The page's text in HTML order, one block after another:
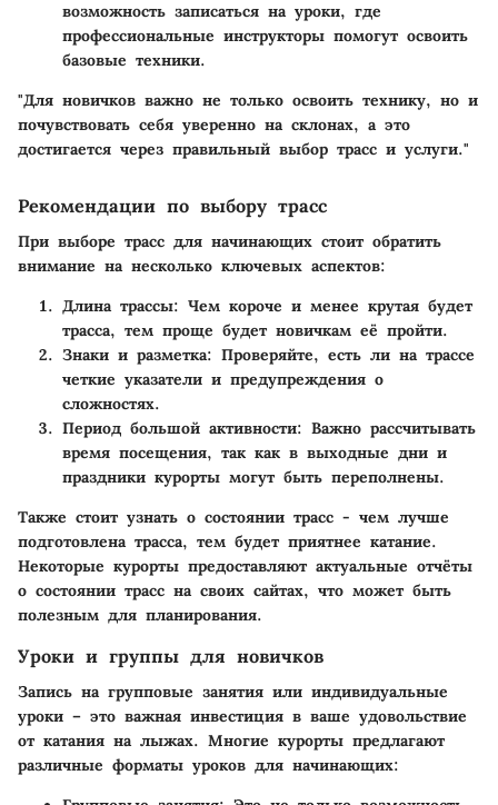
возможность записаться на уроки, где
профессиональные инструкторы помогут освоить
базовые техники.
"Для новичков важно не только освоить технику, но и
почувствовать себя уверенно на склонах, а это
достигается через правильный выбор трасс и услуги."
Рекомендации по выбору трасс
При выборе трасс для начинающих стоит обратить
внимание на несколько ключевых аспектов:
Длина трассы: Чем короче и менее крутая будет
трасса, тем проще будет новичкам её пройти.
Знаки и разметка: Проверяйте, есть ли на трассе
четкие указатели и предупреждения о
сложностях.
Период большой активности: Важно рассчитывать
время посещения, так как в выходные дни и
праздники курорты могут быть переполнены.
Также стоит узнать о состоянии трасс - чем лучше
подготовлена трасса, тем будет приятнее катание.
Некоторые курорты предоставляют актуальные отчёты
о состоянии трасс на своих сайтах, что может быть
полезным для планирования.
Уроки и группы для новичков
Запись на групповые занятия или индивидуальные
уроки – это важная инвестиция в ваше удовольствие
от катания на лыжах. Многие курорты предлагают
различные форматы уроков для начинающих: